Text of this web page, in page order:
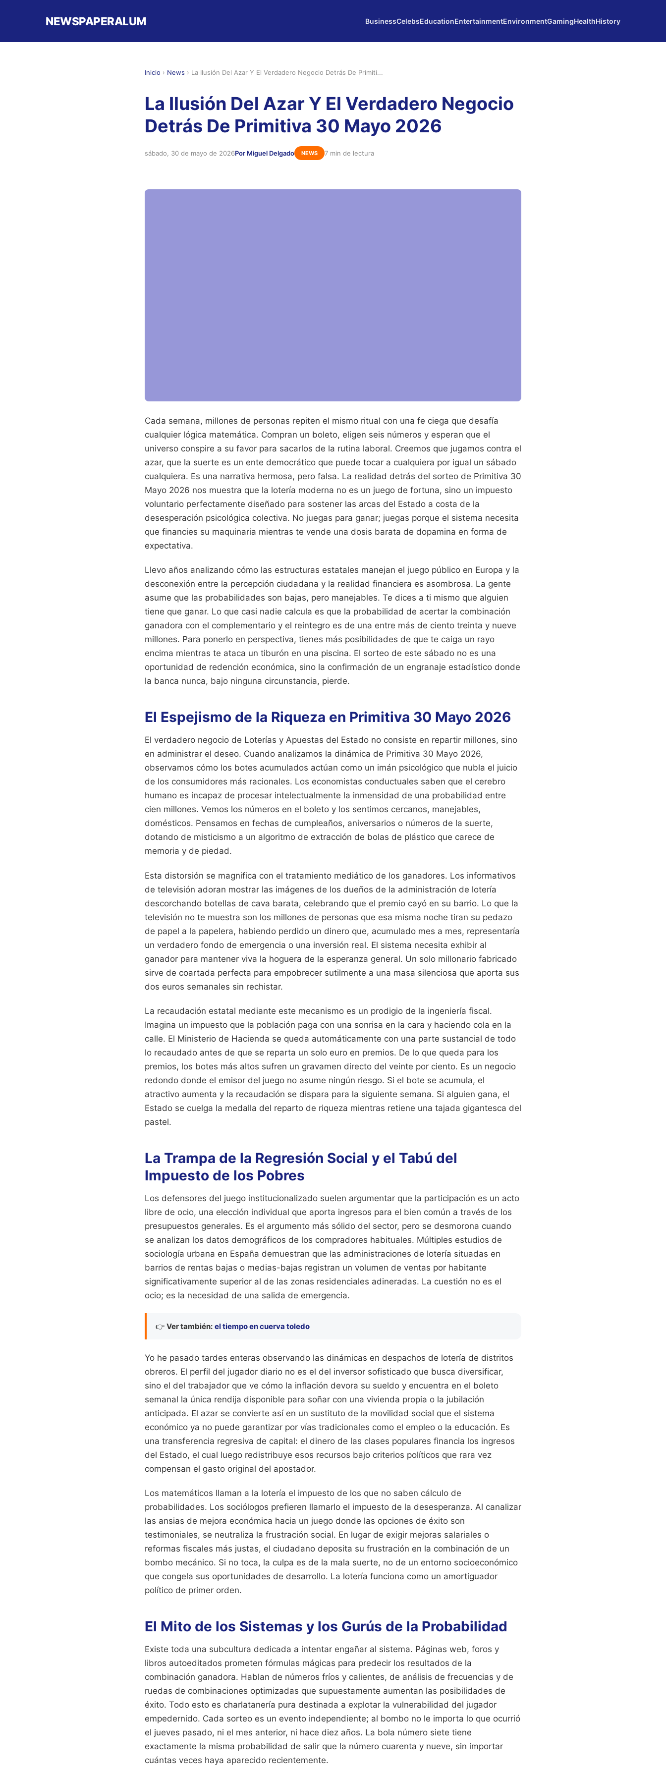
NEWSPAPERALUM BusinessCelebsEducationEntertainmentEnvironmentGamingHealthHistory
Inicio › News › La Ilusión Del Azar Y El Verdadero Negocio Detrás De Primiti...
La Ilusión Del Azar Y El Verdadero Negocio
Detrás De Primitiva 30 Mayo 2026
sábado, 30 de mayo de 2026Por Miguel Delgado NEWS 7 min de lectura
Cada semana, millones de personas repiten el mismo ritual con una fe ciega que desafía
cualquier lógica matemática. Compran un boleto, eligen seis números y esperan que el
universo conspire a su favor para sacarlos de la rutina laboral. Creemos que jugamos contra el
azar, que la suerte es un ente democrático que puede tocar a cualquiera por igual un sábado
cualquiera. Es una narrativa hermosa, pero falsa. La realidad detrás del sorteo de Primitiva 30
Mayo 2026 nos muestra que la lotería moderna no es un juego de fortuna, sino un impuesto
voluntario perfectamente diseñado para sostener las arcas del Estado a costa de la
desesperación psicológica colectiva. No juegas para ganar; juegas porque el sistema necesita
que financies su maquinaria mientras te vende una dosis barata de dopamina en forma de
expectativa.
Llevo años analizando cómo las estructuras estatales manejan el juego público en Europa y la
desconexión entre la percepción ciudadana y la realidad financiera es asombrosa. La gente
asume que las probabilidades son bajas, pero manejables. Te dices a ti mismo que alguien
tiene que ganar. Lo que casi nadie calcula es que la probabilidad de acertar la combinación
ganadora con el complementario y el reintegro es de una entre más de ciento treinta y nueve
millones. Para ponerlo en perspectiva, tienes más posibilidades de que te caiga un rayo
encima mientras te ataca un tiburón en una piscina. El sorteo de este sábado no es una
oportunidad de redención económica, sino la confirmación de un engranaje estadístico donde
la banca nunca, bajo ninguna circunstancia, pierde.
El Espejismo de la Riqueza en Primitiva 30 Mayo 2026
El verdadero negocio de Loterías y Apuestas del Estado no consiste en repartir millones, sino
en administrar el deseo. Cuando analizamos la dinámica de Primitiva 30 Mayo 2026,
observamos cómo los botes acumulados actúan como un imán psicológico que nubla el juicio
de los consumidores más racionales. Los economistas conductuales saben que el cerebro
humano es incapaz de procesar intelectualmente la inmensidad de una probabilidad entre
cien millones. Vemos los números en el boleto y los sentimos cercanos, manejables,
domésticos. Pensamos en fechas de cumpleaños, aniversarios o números de la suerte,
dotando de misticismo a un algoritmo de extracción de bolas de plástico que carece de
memoria y de piedad.
Esta distorsión se magnifica con el tratamiento mediático de los ganadores. Los informativos
de televisión adoran mostrar las imágenes de los dueños de la administración de lotería
descorchando botellas de cava barata, celebrando que el premio cayó en su barrio. Lo que la
televisión no te muestra son los millones de personas que esa misma noche tiran su pedazo
de papel a la papelera, habiendo perdido un dinero que, acumulado mes a mes, representaría
un verdadero fondo de emergencia o una inversión real. El sistema necesita exhibir al
ganador para mantener viva la hoguera de la esperanza general. Un solo millonario fabricado
sirve de coartada perfecta para empobrecer sutilmente a una masa silenciosa que aporta sus
dos euros semanales sin rechistar.
La recaudación estatal mediante este mecanismo es un prodigio de la ingeniería fiscal.
Imagina un impuesto que la población paga con una sonrisa en la cara y haciendo cola en la
calle. El Ministerio de Hacienda se queda automáticamente con una parte sustancial de todo
lo recaudado antes de que se reparta un solo euro en premios. De lo que queda para los
premios, los botes más altos sufren un gravamen directo del veinte por ciento. Es un negocio
redondo donde el emisor del juego no asume ningún riesgo. Si el bote se acumula, el
atractivo aumenta y la recaudación se dispara para la siguiente semana. Si alguien gana, el
Estado se cuelga la medalla del reparto de riqueza mientras retiene una tajada gigantesca del
pastel.
La Trampa de la Regresión Social y el Tabú del
Impuesto de los Pobres
Los defensores del juego institucionalizado suelen argumentar que la participación es un acto
libre de ocio, una elección individual que aporta ingresos para el bien común a través de los
presupuestos generales. Es el argumento más sólido del sector, pero se desmorona cuando
se analizan los datos demográficos de los compradores habituales. Múltiples estudios de
sociología urbana en España demuestran que las administraciones de lotería situadas en
barrios de rentas bajas o medias-bajas registran un volumen de ventas por habitante
significativamente superior al de las zonas residenciales adineradas. La cuestión no es el
ocio; es la necesidad de una salida de emergencia.
👉 Ver también: el tiempo en cuerva toledo
Yo he pasado tardes enteras observando las dinámicas en despachos de lotería de distritos
obreros. El perfil del jugador diario no es el del inversor sofisticado que busca diversificar,
sino el del trabajador que ve cómo la inflación devora su sueldo y encuentra en el boleto
semanal la única rendija disponible para soñar con una vivienda propia o la jubilación
anticipada. El azar se convierte así en un sustituto de la movilidad social que el sistema
económico ya no puede garantizar por vías tradicionales como el empleo o la educación. Es
una transferencia regresiva de capital: el dinero de las clases populares financia los ingresos
del Estado, el cual luego redistribuye esos recursos bajo criterios políticos que rara vez
compensan el gasto original del apostador.
Los matemáticos llaman a la lotería el impuesto de los que no saben cálculo de
probabilidades. Los sociólogos prefieren llamarlo el impuesto de la desesperanza. Al canalizar
las ansias de mejora económica hacia un juego donde las opciones de éxito son
testimoniales, se neutraliza la frustración social. En lugar de exigir mejoras salariales o
reformas fiscales más justas, el ciudadano deposita su frustración en la combinación de un
bombo mecánico. Si no toca, la culpa es de la mala suerte, no de un entorno socioeconómico
que congela sus oportunidades de desarrollo. La lotería funciona como un amortiguador
político de primer orden.
El Mito de los Sistemas y los Gurús de la Probabilidad
Existe toda una subcultura dedicada a intentar engañar al sistema. Páginas web, foros y
libros autoeditados prometen fórmulas mágicas para predecir los resultados de la
combinación ganadora. Hablan de números fríos y calientes, de análisis de frecuencias y de
ruedas de combinaciones optimizadas que supuestamente aumentan las posibilidades de
éxito. Todo esto es charlatanería pura destinada a explotar la vulnerabilidad del jugador
empedernido. Cada sorteo es un evento independiente; al bombo no le importa lo que ocurrió
el jueves pasado, ni el mes anterior, ni hace diez años. La bola número siete tiene
exactamente la misma probabilidad de salir que la número cuarenta y nueve, sin importar
cuántas veces haya aparecido recientemente.